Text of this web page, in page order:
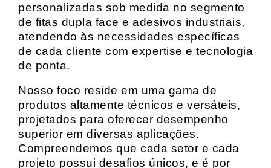
personalizadas sob medida no segmento
de fitas dupla face e adesivos industriais,
atendendo às necessidades específicas
de cada cliente com expertise e tecnologia
de ponta.
Nosso foco reside em uma gama de
produtos altamente técnicos e versáteis,
projetados para oferecer desempenho
superior em diversas aplicações.
Compreendemos que cada setor e cada
projeto possui desafios únicos, e é por